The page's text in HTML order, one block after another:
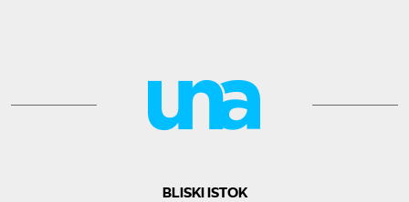
BLISKI ISTOK